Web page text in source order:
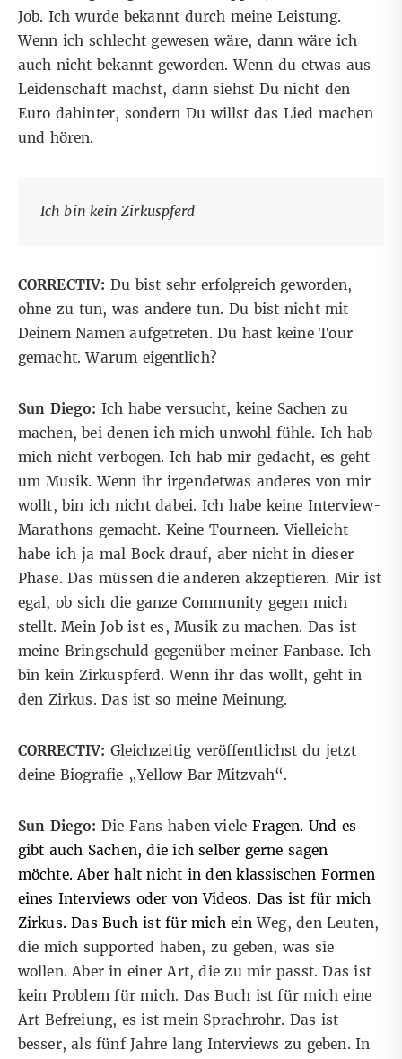
Job. Ich wurde bekannt durch meine Leistung.
Wenn ich schlecht gewesen wäre, dann wäre ich
auch nicht bekannt geworden. Wenn du etwas aus
Leidenschaft machst, dann siehst Du nicht den
Euro dahinter, sondern Du willst das Lied machen
und hören.
Ich bin kein Zirkuspferd
CORRECTIV: Du bist sehr erfolgreich geworden,
ohne zu tun, was andere tun. Du bist nicht mit
Deinem Namen aufgetreten. Du hast keine Tour
gemacht. Warum eigentlich?
Sun Diego:Ich habe versucht, keine Sachen zu
machen, bei denen ich mich unwohl fühle. Ich hab
mich nicht verbogen. Ich hab mir gedacht, es geht
um Musik. Wenn ihr irgendetwas anderes von mir
wollt, bin ich nicht dabei. Ich habe keine Interview-
Marathons gemacht. Keine Tourneen. Vielleicht
habe ich ja mal Bock drauf, aber nicht in dieser
Phase. Das müssen die anderen akzeptieren. Mir ist
egal, ob sich die ganze Community gegen mich
stellt. Mein Job ist es, Musik zu machen. Das ist
meine Bringschuld gegenüber meiner Fanbase. Ich
bin kein Zirkuspferd. Wenn ihr das wollt, geht in
den Zirkus. Das ist so meine Meinung.
CORRECTIV: Gleichzeitig veröffentlichst du jetzt
deine Biografie „Yellow Bar Mitzvah“.
Sun Diego:Die Fans haben viele Fragen. Und es
gibt auch Sachen, die ich selber gerne sagen
möchte. Aber halt nicht in den klassischen Formen
eines Interviews oder von Videos. Das ist für mich
Zirkus. Das Buch ist für mich einWeg, den Leuten,
die mich supported haben, zu geben, was sie
wollen. Aber in einer Art, die zu mir passt. Das ist
kein Problem für mich. Das Buch ist für mich eine
Art Befreiung, es ist mein Sprachrohr. Das ist
besser, als fünf Jahre lang Interviews zu geben. In